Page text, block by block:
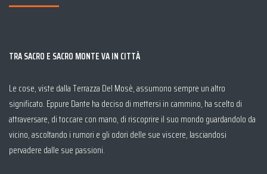
TRA SACRO E SACRO MONTE VA IN CITTÀ
Le cose, viste dalla Terrazza Del Mosè, assumono sempre un altro
significato. Eppure Dante ha deciso di mettersi in cammino, ha scelto di
attraversare, di toccare con mano, di riscoprire il suo mondo guardandolo da
vicino, ascoltando i rumori e gli odori delle sue viscere, lasciandosi
pervadere dalle sue passioni.